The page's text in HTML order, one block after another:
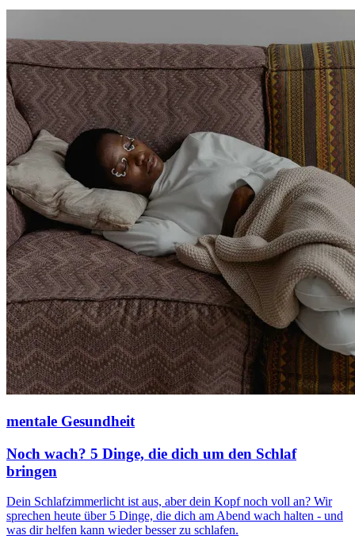
mentale Gesundheit
Noch wach? 5 Dinge, die dich um den Schlaf
bringen
Dein Schlafzimmerlicht ist aus, aber dein Kopf noch voll an? Wir
sprechen heute über 5 Dinge, die dich am Abend wach halten - und
was dir helfen kann wieder besser zu schlafen.